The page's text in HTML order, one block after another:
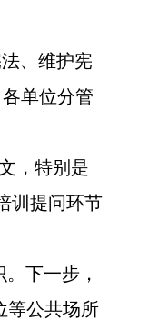
、维护宪
单位分管
，特别是
训提问环节
下一步，
等公共场所